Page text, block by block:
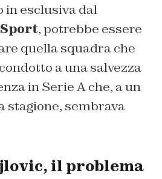
esclusiva dal
, potrebbe essere
quella squadra che
a una salvezza
in Serie A che, a un
stagione, sembrava
il problema